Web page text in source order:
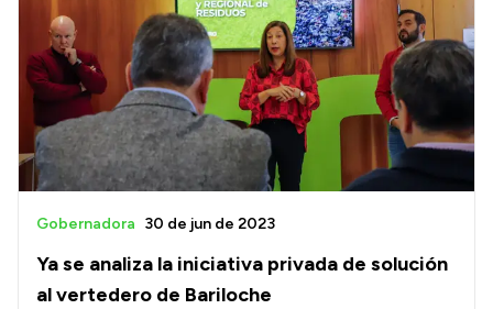
Ya se analiza la iniciativa privada de solución
al vertedero de Bariloche
Gobernadora 30 de jun de 2023